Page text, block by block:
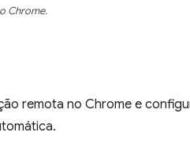
Chrome.
remota no Chrome e